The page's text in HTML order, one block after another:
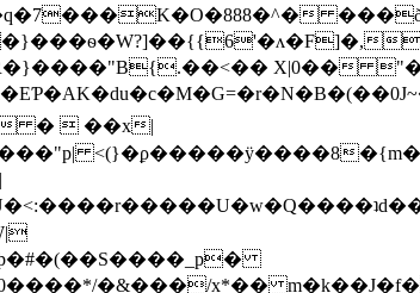
�c�M
�  ��x|
<(}�ϼ�����ӱ����8